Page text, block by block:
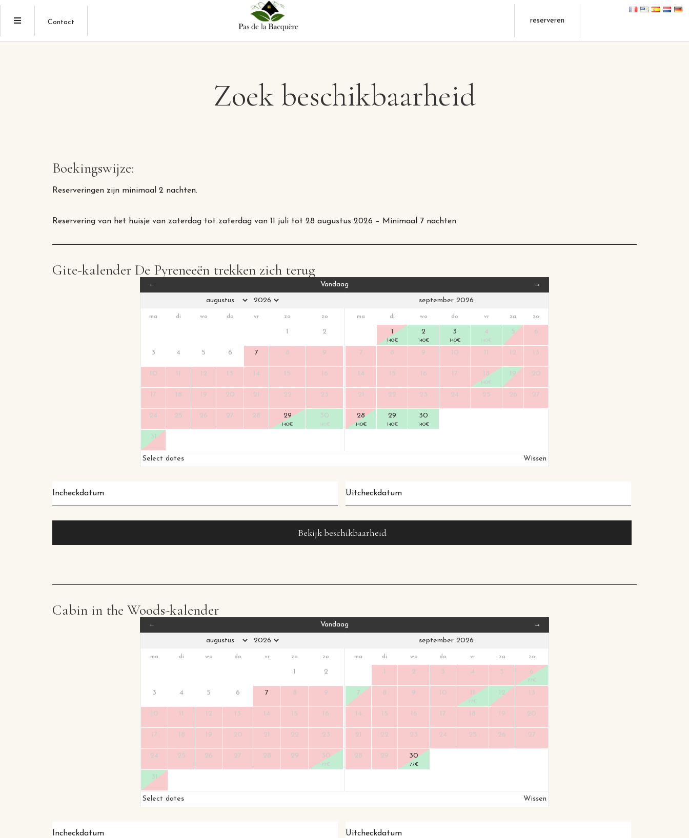
Contact reserveren
Zoek beschikbaarheid
Boekingswijze:
Reserveringen zijn minimaal 2 nachten.
Reservering van het huisje van zaterdag tot zaterdag van 11 juli tot 28 augustus 2026 – Minimaal 7 nachten
Gite-kalender De Pyreneeën trekken zich terug
← Vandaag →
ma di wo do vr za zo
1 2
3 4 5 6 7 8 9
10 11 12 13 14 15 16
17 18 19 20 21 22 23
24 25 26 27 28 29
140€
30
140€
31
september 2026
ma di wo do vr za zo
1
140€
2
140€
3
140€
4
140€
5 6
7 8 9 10 11 12 13
14 15 16 17 18
140€
19 20
21 22 23 24 25 26 27
28
140€
29
140€
30
140€
Select dates Wissen
Cabin in the Woods-kalender
← Vandaag →
ma di wo do vr za zo
1 2
3 4 5 6 7 8 9
10 11 12 13 14 15 16
17 18 19 20 21 22 23
24 25 26 27 28 29 30
77€
31
september 2026
ma di wo do vr za zo
1 2 3 4 5 6
77€
7 8 9 10 11
77€
12 13
14 15 16 17 18 19 20
21 22 23 24 25 26 27
28 29 30
77€
Select dates Wissen